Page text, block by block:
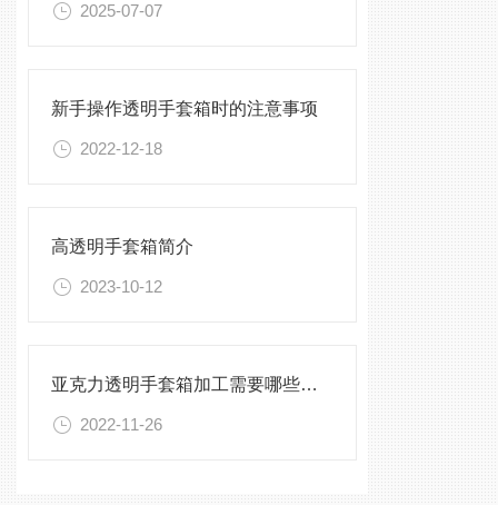
2025-07-07
新手操作透明手套箱时的注意事项
2022-12-18
高透明手套箱简介
2023-10-12
亚克力透明手套箱加工需要哪些设备
2022-11-26